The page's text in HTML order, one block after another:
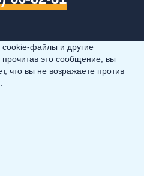
cookie-файлы и другие
это сообщение, вы
что вы не возражаете против